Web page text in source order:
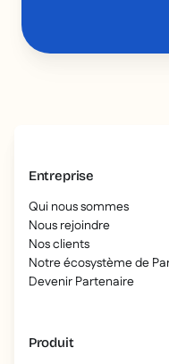
Entreprise
Qui nous sommes
Nous rejoindre
Nos clients
Notre écosystème de
Devenir Partenaire
Produit